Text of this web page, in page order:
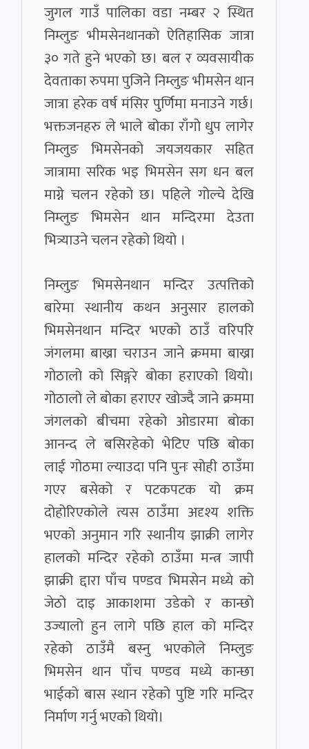
जुगल गाउँ पालिका वडा नम्बर २ स्थित
निम्लुङ भीमसेनथानको ऐतिहासिक जात्रा
३० गते हुने भएको छ। बल र व्यवसायीक
देवताका रुपमा पुजिने निम्लुङ भीमसेन थान
जात्रा हरेक वर्ष मंसिर पुर्णिमा मनाउने गर्छ।
भक्तजनहरु ले भाले बोका राँगो धुप लागेर
निम्लुङ भिमसेनको जयजयकार सहित
जात्रामा सरिक भइ भिमसेन सग धन बल
माग्ने चलन रहेको छ। पहिले गोल्चे देखि
निम्लुङ भिमसेन थान मन्दिरमा देउता
भित्र्याउने चलन रहेको थियो ।
निम्लुङ भिमसेनथान मन्दिर उत्पत्तिको
बारेमा स्थानीय कथन अनुसार हालको
भिमसेनथान मन्दिर भएको ठाउँ वरिपरि
जंगलमा बाख्रा चराउन जाने क्रममा बाख्रा
गोठालो को सिङ्गरे बोका हराएको थियो।
गोठालो ले बोका हराएर खोज्दै जाने क्रममा
जंगलको बीचमा रहेको ओडारमा बोका
आनन्द ले बसिरहेको भेटिए पछि बोका
लाई गोठमा ल्याउदा पनि पुनः सोही ठाउँमा
गएर बसेको र पटकपटक यो क्रम
दोहोरिएकोले त्यस ठाउँमा अदृश्य शक्ति
भएको अनुमान गरि स्थानीय झाक्री लागेर
हालको मन्दिर रहेको ठाउँमा मन्त्र जापी
झाक्री द्दारा पाँच पण्डव भिमसेन मध्ये को
जेठो दाइ आकाशमा उडेको र कान्छो
उज्यालो हुन लागे पछि हाल को मन्दिर
रहेको ठाउँमै बस्नु भएकोले निम्लुङ
भिमसेन थान पाँच पण्डव मध्ये कान्छा
भाईको बास स्थान रहेको पुष्टि गरि मन्दिर
निर्माण गर्नु भएको थियो।